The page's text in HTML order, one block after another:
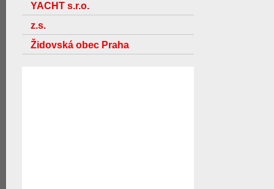
YACHT s.r.o.
z.s.
Židovská obec Praha